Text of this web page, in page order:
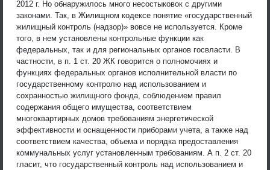
2012 г. Но обнаружилось много несостыковок с другими
законами. Так, в Жилищном кодексе понятие «государственный
жилищный контроль (надзор)» вовсе не используется. Кроме
того, в нем установлены контрольные функции как
федеральных, так и для региональных органов госвласти. В
частности, в п. 1 ст. 20 ЖК говорится о полномочиях и
функциях федеральных органов исполнительной власти по
государственному контролю над использованием и
сохранностью жилищного фонда, соблюдением правил
содержания общего имущества, соответствием
многоквартирных домов требованиям энергетической
эффективности и оснащенности приборами учета, а также над
соответствием качества, объема и порядка предоставления
коммунальных услуг установленным требованиям. А п. 2 ст. 20
гласит, что государственный контроль над использованием и